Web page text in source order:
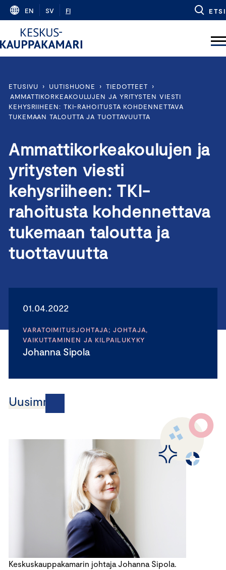
Skip
content
EN SV FI ETSI
ETUSIVU › UUTISHUONE › TIEDOTTEET
›
AMMATTIKORKEAKOULUJEN JA YRITYSTEN VIESTI
KEHYSRIIHEEN: TKI-RAHOITUSTA KOHDENNETTAVA
TUKEMAAN TALOUTTA JA TUOTTAVUUTTA
Ammattikorkeakoulujen ja
yritysten viesti
kehysriiheen: TKI-
rahoitusta kohdennettava
tukemaan taloutta ja
tuottavuutta
01.04.2022
VARATOIMITUSJOHTAJA; JOHTAJA,
VAIKUTTAMINEN JA KILPAILUKYKY
Johanna Sipola
Uusimmat
Keskuskauppakamarin johtaja Johanna Sipola.